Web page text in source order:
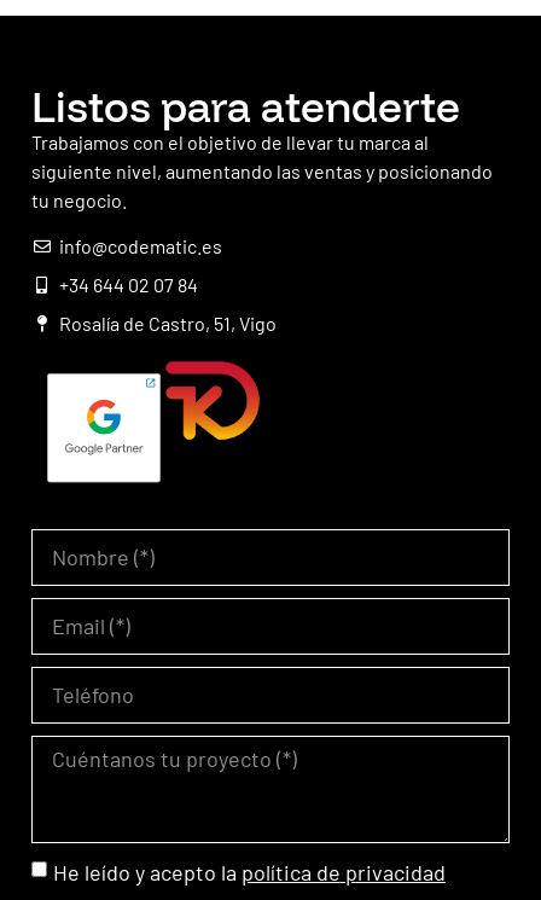
Listos para atenderte
Trabajamos con el objetivo de llevar tu marca al
siguiente nivel, aumentando las ventas y posicionando
tu negocio.
info@codematic.es
+34 644 02 07 84
Rosalía de Castro, 51, Vigo
He leído y acepto la política de privacidad